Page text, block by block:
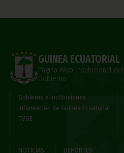
GUINEA ECUATORIAL
Página Web Institucional del
Gobierno
Gobierno e Instituciones
Información de Guinea Ecuatorial
TVGE
NOTICIAS DEPORTES